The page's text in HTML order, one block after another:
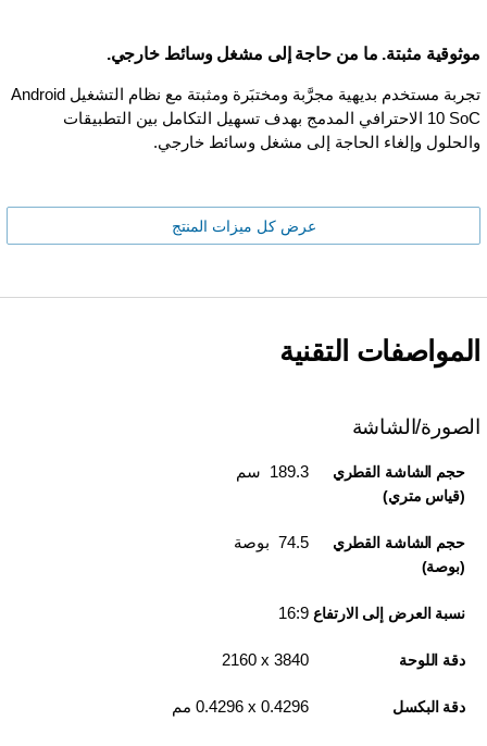
موثوقية مثبتة. ما من حاجة إلى مشغل وسائط خارجي.
تجربة مستخدم بديهية مجرَّبة ومختبَرة ومثبتة مع نظام التشغيل Android
10 SoC الاحترافي المدمج بهدف تسهيل التكامل بين التطبيقات
والحلول وإلغاء الحاجة إلى مشغل وسائط خارجي.
عرض كل ميزات المنتج
المواصفات التقنية
الصورة/الشاشة
حجم الشاشة القطري
(قياس متري)
189.3 سم
حجم الشاشة القطري
(بوصة)
74.5 بوصة
نسبة العرض إلى الارتفاع 16:9
دقة اللوحة 3840 x‏ 2160
دقة البكسل ‎0.4296 ‏x‏ 0.4296 مم